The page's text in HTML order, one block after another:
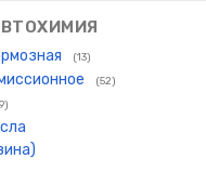
(13)
(52)